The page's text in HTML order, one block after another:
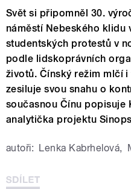
Svět si připomněl 30.
náměstí Nebeského klidu
studentských protestů v
podle lidskoprávních
životů. Čínský režim mlčí
zesiluje svou snahu o
současnou Čínu popisuje
analytička projektu
autoři: Lenka Kabrhelová,